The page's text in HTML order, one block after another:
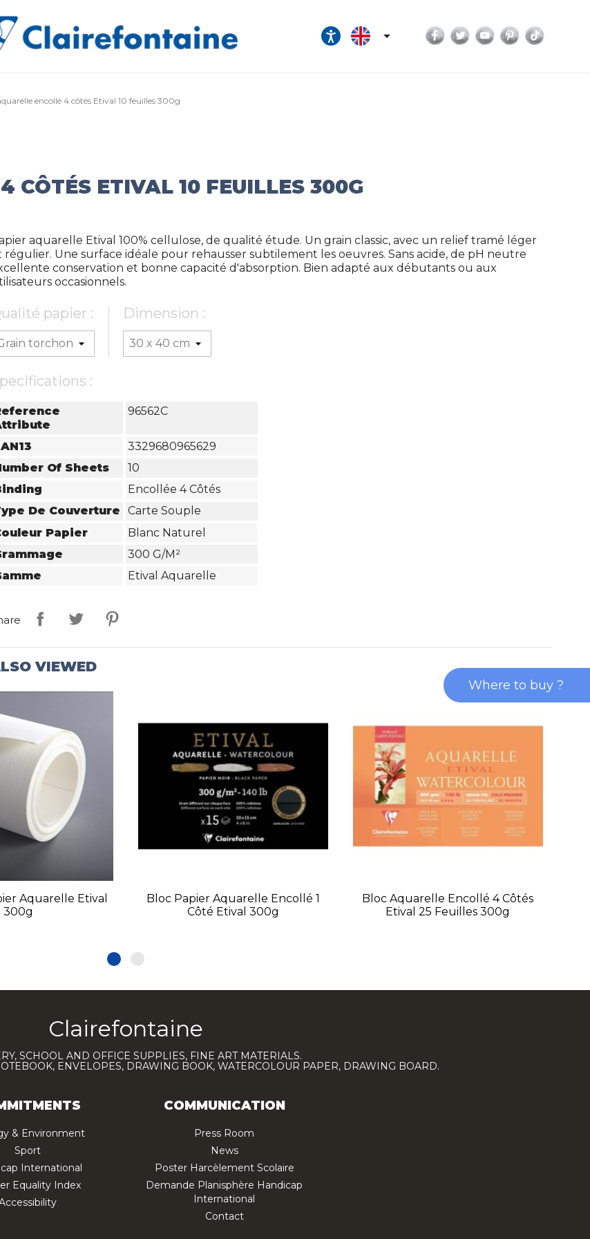
 Facebook
TwitterYouTubePinterest
encollé 4 côtés Etival 10 feuilles 300g
CÔTÉS ETIVAL 10 FEUILLES 300G
aquarelle Etival 100% cellulose, de qualité étude. Un grain classic, avec un relief tramé léger
régulier. Une surface idéale pour rehausser subtilement les oeuvres. Sans acide, de pH neutre
conservation et bonne capacité d'absorption. Bien adapté aux débutants ou aux
occasionnels.
papier : Dimension :
:
96562C
3329680965629
Of Sheets
10
Encollée 4 Côtés
De Couverture
Carte Souple
Papier
Blanc Naturel
300 G/m²
Etival Aquarelle
VIEWED
Aquarelle Etival
300g
Bloc Papier Aquarelle Encollé 1
Côté Etival 300g
Bloc Aquarelle Encollé 4 Côtés
Etival 25 Feuilles 300g
Clairefontaine
SCHOOL AND OFFICE SUPPLIES, FINE ART MATERIALS.
ENVELOPES, DRAWING BOOK, WATERCOLOUR PAPER, DRAWING BOARD.
& Environment
Sport
International
Equality Index
COMMUNICATION
Press Room
News
Poster Harcèlement Scolaire
Demande Planisphère Handicap
International
Contact
Where to buy ?